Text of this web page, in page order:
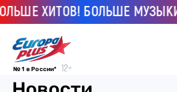
ХИТОВ! БОЛЬШЕ МУЗЫКИ!
№ 1 в России*